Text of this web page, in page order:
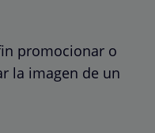
promocionar o
la imagen de un